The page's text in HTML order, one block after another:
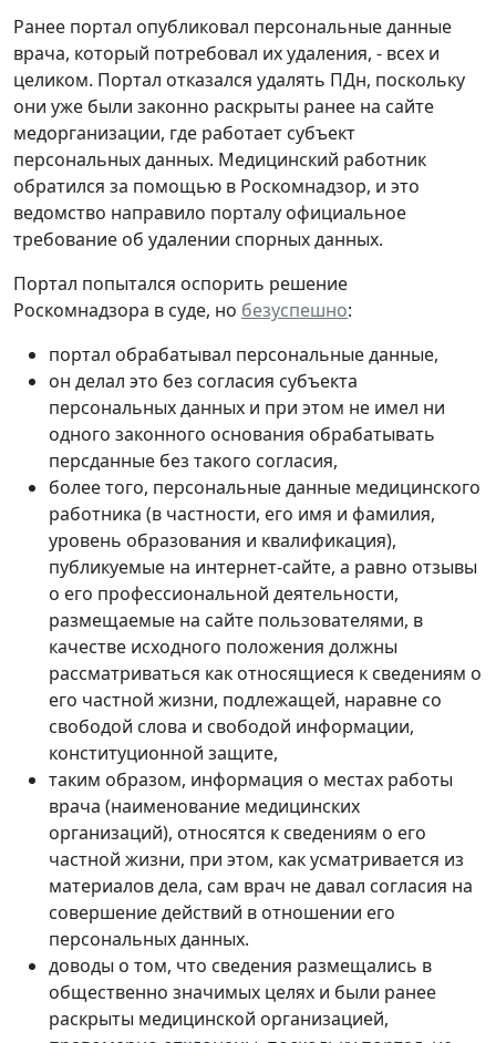
Ранее портал опубликовал персональные данные
врача, который потребовал их удаления, - всех и
целиком. Портал отказался удалять ПДн, поскольку
они уже были законно раскрыты ранее на сайте
медорганизации, где работает субъект
персональных данных. Медицинский работник
обратился за помощью в Роскомнадзор, и это
ведомство направило порталу официальное
требование об удалении спорных данных.
Портал попытался оспорить решение
Роскомнадзора в суде, но безуспешно:
портал обрабатывал персональные данные,
он делал это без согласия субъекта
персональных данных и при этом не имел ни
одного законного основания обрабатывать
персданные без такого согласия,
более того, персональные данные медицинского
работника (в частности, его имя и фамилия,
уровень образования и квалификация),
публикуемые на интернет-сайте, а равно отзывы
о его профессиональной деятельности,
размещаемые на сайте пользователями, в
качестве исходного положения должны
рассматриваться как относящиеся к сведениям о
его частной жизни, подлежащей, наравне со
свободой слова и свободой информации,
конституционной защите,
таким образом, информация о местах работы
врача (наименование медицинских
организаций), относятся к сведениям о его
частной жизни, при этом, как усматривается из
материалов дела, сам врач не давал согласия на
совершение действий в отношении его
персональных данных.
доводы о том, что сведения размещались в
общественно значимых целях и были ранее
раскрыты медицинской организацией,